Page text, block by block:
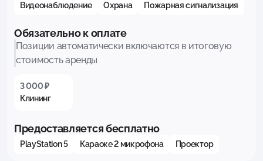
Видеонаблюдение Охрана Пожарная сигнализация
Обязательно к оплате
Позиции автоматически включаются в итоговую
стоимость аренды
3 000 ₽
Клининг
Предоставляется бесплатно
PlayStation 5 Караоке 2 микрофона Проектор